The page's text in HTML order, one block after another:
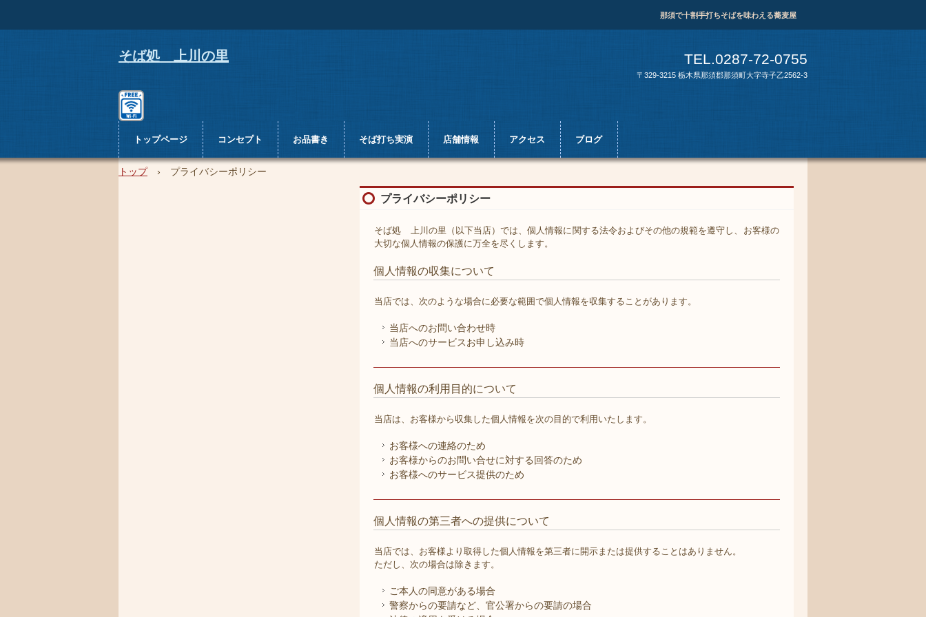
そば処 上川の里
那須で十割手打ちそばを味わえる蕎麦屋
TEL.0287-72-0755
〒329-3215 栃木県那須郡那須町大字寺子乙2562-3
トップページ コンセプト お品書き そば打ち実演 店舗情報 アクセス ブログ
トップ › プライバシーポリシー
プライバシーポリシー
そば処 上川の里（以下当店）では、個人情報に関する法令およびその他の規範を遵守し、お客様の
大切な個人情報の保護に万全を尽くします。
個人情報の収集について
当店では、次のような場合に必要な範囲で個人情報を収集することがあります。
当店へのお問い合わせ時
当店へのサービスお申し込み時
個人情報の利用目的について
当店は、お客様から収集した個人情報を次の目的で利用いたします。
お客様への連絡のため
お客様からのお問い合せに対する回答のため
お客様へのサービス提供のため
個人情報の第三者への提供について
当店では、お客様より取得した個人情報を第三者に開示または提供することはありません。
ただし、次の場合は除きます。
ご本人の同意がある場合
警察からの要請など、官公署からの要請の場合